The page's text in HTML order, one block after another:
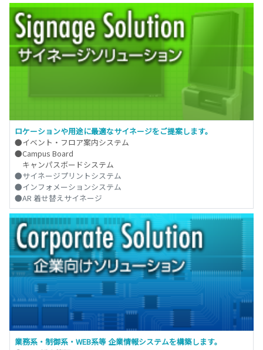
ロケーションや用途に最適なサイネージをご提案します。
●イベント・フロア案内システム
●Campus Board
キャンパスボードシステム
●サイネージプリントシステム
●インフォメーションシステム
●AR 着せ替えサイネージ
業務系・制御系・WEB系等 企業情報システムを構築します。